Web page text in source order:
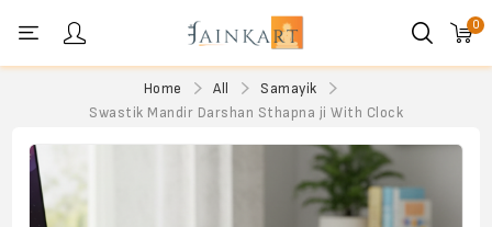
0
Home All
Samayik
Swastik Mandir Darshan Sthapna ji With Clock